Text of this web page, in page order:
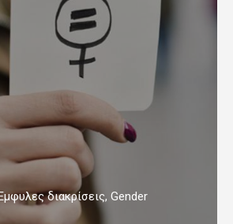
διακρίσεις, Gender